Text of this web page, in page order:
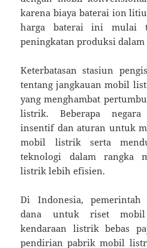
karena biaya baterai ion
harga baterai ini mulai
peningkatan produksi dalam
Keterbatasan stasiun
tentang jangkauan mobil
yang menghambat
listrik. Beberapa
insentif dan aturan untuk
mobil listrik serta
teknologi dalam rangka
listrik lebih efisien.
Di Indonesia, pemerintah
dana untuk riset mobil
kendaraan listrik bebas
pendirian pabrik mobil